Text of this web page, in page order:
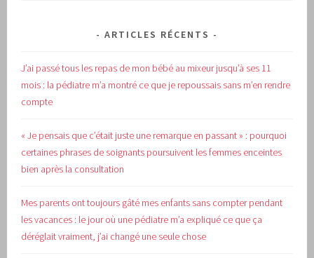
ARTICLES RÉCENTS
J’ai passé tous les repas de mon bébé au mixeur jusqu’à ses 11
mois : la pédiatre m’a montré ce que je repoussais sans m’en rendre
compte
« Je pensais que c’était juste une remarque en passant » : pourquoi
certaines phrases de soignants poursuivent les femmes enceintes
bien après la consultation
Mes parents ont toujours gâté mes enfants sans compter pendant
les vacances : le jour où une pédiatre m’a expliqué ce que ça
déréglait vraiment, j’ai changé une seule chose